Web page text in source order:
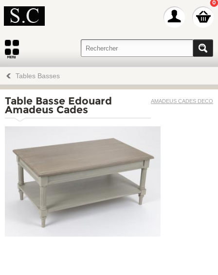
0
Tables Basses
AMADEUS CADES DECO
Table Basse Edouard
Amadeus Cades